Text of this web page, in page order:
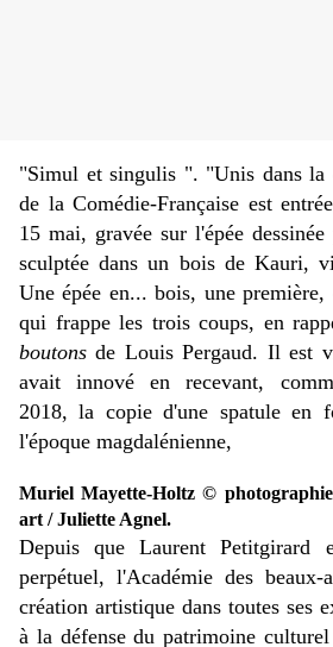
"Simul et singulis ". "Unis dans la
de la Comédie-Française est
15 mai, gravée sur l'épée
sculptée dans un bois de Kauri,
Une épée en... bois, une
qui frappe les trois coups, en
boutons de Louis Pergaud. Il est
avait innové en recevant,
2018, la copie d'une spatule en
l'époque magdalénienne,
Muriel Mayette-Holtz © photographie
art / Juliette Agnel.
Depuis que Laurent Petitgirard
perpétuel, l'Académie des beaux-
création artistique dans toutes ses
à la défense du patrimoine